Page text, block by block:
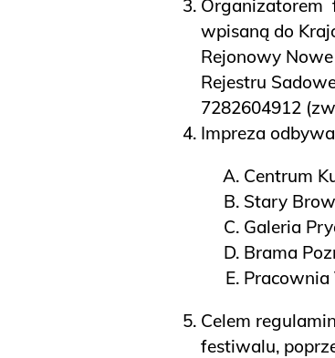
Organizatorem
wpisaną do
Rejonowy
Rejestru
7282604912
Impreza
Centrum
Stary
Galeria
Brama
Pracownia
Celem
festiwalu,